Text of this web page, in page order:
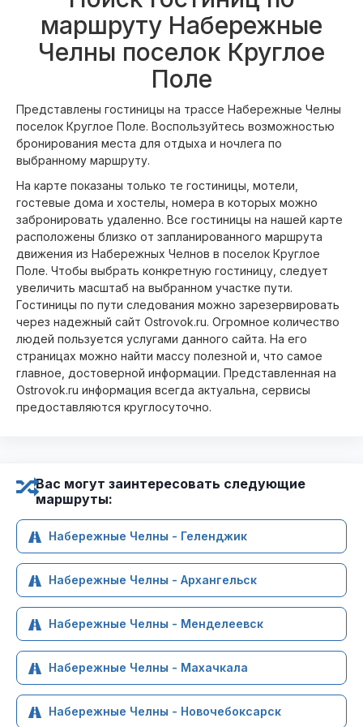
маршруту Набережные
Челны поселок Круглое
Поле
Представлены гостиницы на трассе Набережные Челны
поселок Круглое Поле. Воспользуйтесь возможностью
бронирования места для отдыха и ночлега по
выбранному маршруту.
На карте показаны только те гостиницы, мотели,
гостевые дома и хостелы, номера в которых можно
забронировать удаленно. Все гостиницы на нашей карте
расположены близко от запланированного маршрута
движения из Набережных Челнов в поселок Круглое
Поле. Чтобы выбрать конкретную гостиницу, следует
увеличить масштаб на выбранном участке пути.
Гостиницы по пути следования можно зарезервировать
через надежный сайт Ostrovok.ru. Огромное количество
людей пользуется услугами данного сайта. На его
страницах можно найти массу полезной и, что самое
главное, достоверной информации. Представленная на
Ostrovok.ru информация всегда актуальна, сервисы
предоставляются круглосуточно.
Вас могут заинтересовать следующие
маршруты:
Набережные Челны - Геленджик
Набережные Челны - Архангельск
Набережные Челны - Менделеевск
Набережные Челны - Махачкала
Набережные Челны - Новочебоксарск